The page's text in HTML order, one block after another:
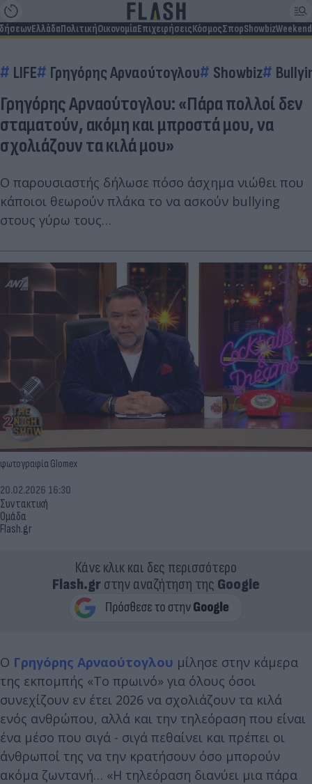
ΕλλάδαΠολιτικήΟικονομίαΕπιχειρήσειςΚόσμοςΣπορShowbizWeekend
LIFE Γρηγόρης Αρναούτογλου Showbiz
Γρηγόρης Αρναούτογλου: «Πάρα πολλοί δεν
σταματούν, ακόμη και μπροστά μου, να
σχολιάζουν τα κιλά μου»
Ο παρουσιαστής δήλωσε πόσο άσχημα νιώθει που
κάποιοι θεωρούν πλάκα το να ασκούν bullying
στους γύρω τους…
φωτογραφία Glomex
Συντακτική
Ομάδα
Flash.gr
20.02.2026 16:30
Κάνε κλικ και δες περισσότερο
Flash.grστην αναζήτηση της Google
Ο Γρηγόρης Αρναούτογλου μίλησε στην κάμερα
της εκπομπής «Το πρωινό» για όλους όσοι
συνεχίζουν εν έτει 2026 να σχολιάζουν τα κιλά
ενός ανθρώπου, αλλά και την τηλεόραση που είναι
ένα μέσο που σιγά - σιγά πεθαίνει και πρέπει οι
άνθρωποί της να την κρατήσουν όσο μπορούν
ακόμα ζωντανή… «Η τηλεόραση διανύει μια πάρα